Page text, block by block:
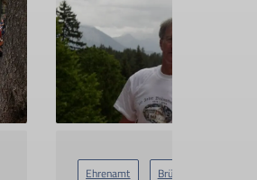
Ehrenamt Brünnsteinhaus